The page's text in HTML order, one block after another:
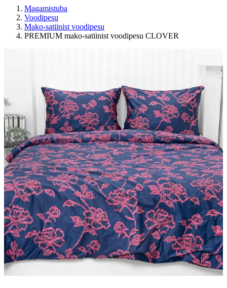
Magamistuba
Voodipesu
Mako-satiinist voodipesu
PREMIUM mako-satiinist voodipesu CLOVER